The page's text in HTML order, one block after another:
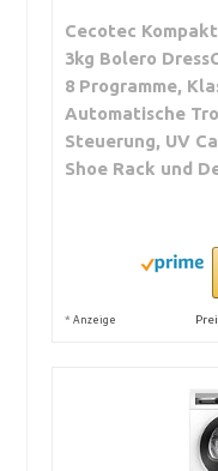
Cecotec
3kg Bolero
8 Programme,
Automatische
Steuerung, UV
Shoe Rack und
* Anzeige